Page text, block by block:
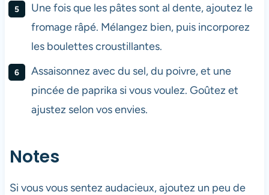
Une fois que les pâtes sont al dente, ajoutez le
fromage râpé. Mélangez bien, puis incorporez
les boulettes croustillantes.
Assaisonnez avec du sel, du poivre, et une
pincée de paprika si vous voulez. Goûtez et
ajustez selon vos envies.
Notes
Si vous vous sentez audacieux, ajoutez un peu de